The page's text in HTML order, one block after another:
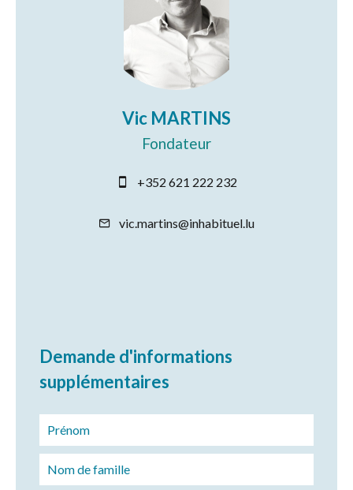
Vic MARTINS
Fondateur
+352 621 222 232
vic.martins@inhabituel.lu
Demande d'informations
supplémentaires